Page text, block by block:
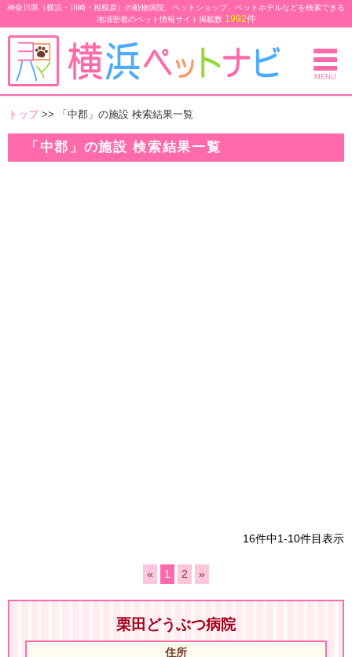
神奈川県（横浜・川崎・相模原）の動物病院、ペットショップ、ペットホテルなどを検索できる
地域密着のペット情報サイト掲載数 1992件
MENU
トップ >> 「中郡」の施設 検索結果一覧
「中郡」の施設 検索結果一覧
16件中1-10件目表示
« 1 2 »
栗田どうぶつ病院
住所